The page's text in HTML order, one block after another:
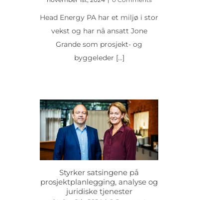
Head Energy PA har et miljø i stor
vekst og har nå ansatt Jone
Grande som prosjekt- og
byggeleder [...]
Styrker satsingene på
prosjektplanlegging, analyse og
juridiske tjenester